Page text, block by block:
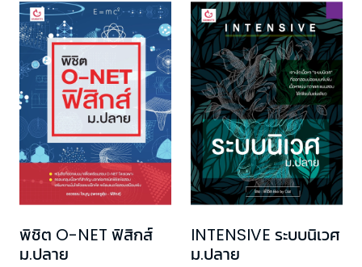
พิชิต O-NET ฟิสิกส์
ม.ปลาย
INTENSIVE ระบบนิเวศ
ม.ปลาย